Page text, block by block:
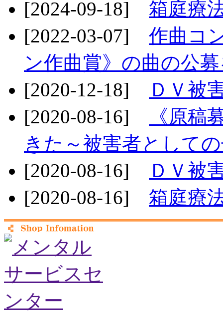
[2024-09-18] 箱庭療
[2022-03-07] 作曲コ
ン作曲賞》の曲の公
[2020-12-18]
ＤＶ被
[2020-08-16]
《原稿
きた～被害者として
[2020-08-16]
ＤＶ被
[2020-08-16] 箱庭療